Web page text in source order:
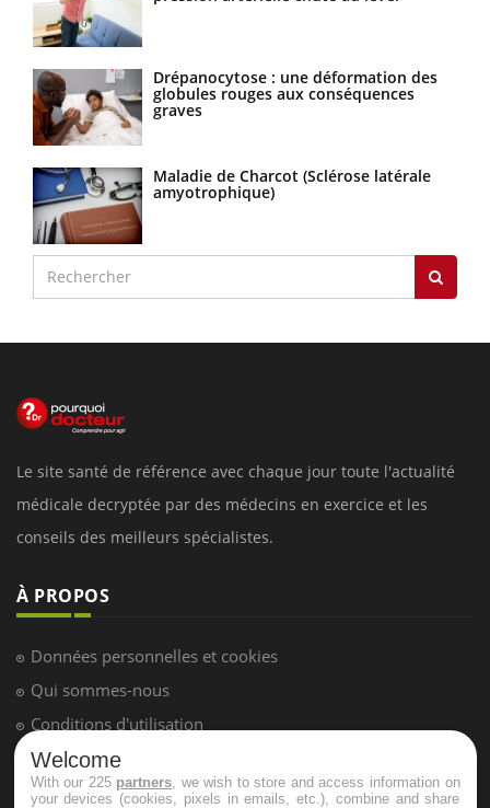
Drépanocytose : une déformation des
globules rouges aux conséquences
graves
Maladie de Charcot (Sclérose latérale
amyotrophique)
Le site santé de référence avec chaque jour toute l'actualité
médicale decryptée par des médecins en exercice et les
conseils des meilleurs spécialistes.
À PROPOS
Données personnelles et cookies
Qui sommes-nous
Conditions d'utilisation
Plan du site
Mentions Légales
Welcome
With our 225 partners , we wish to store and access information on
your devices (cookies, pixels in emails, etc.), combine and share